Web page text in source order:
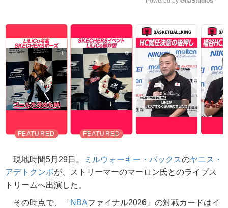
現地時間5月29日。 ミルウォーキー・バックスのヤニス・
アデトクンボが、ストリーマーのマーロン氏とのライブス
トリームへ出演した。
その時点で、「 NBAファイナル2026」の対戦カードはイ